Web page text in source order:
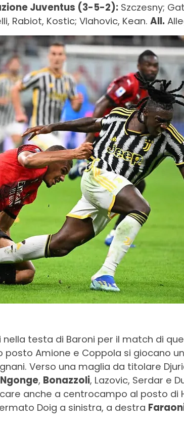
Juventus (3-5-2): Szczesny;
Rabiot, Kostic; Vlahovic, Kean. All.
nella testa di Baroni per il match di
posto Amione e Coppola si giocano
Verso una maglia da titolare
Ngonge, Bonazzoli, Lazovic, Serdar e
anche a centrocampo al posto di
Doig a sinistra, a destra